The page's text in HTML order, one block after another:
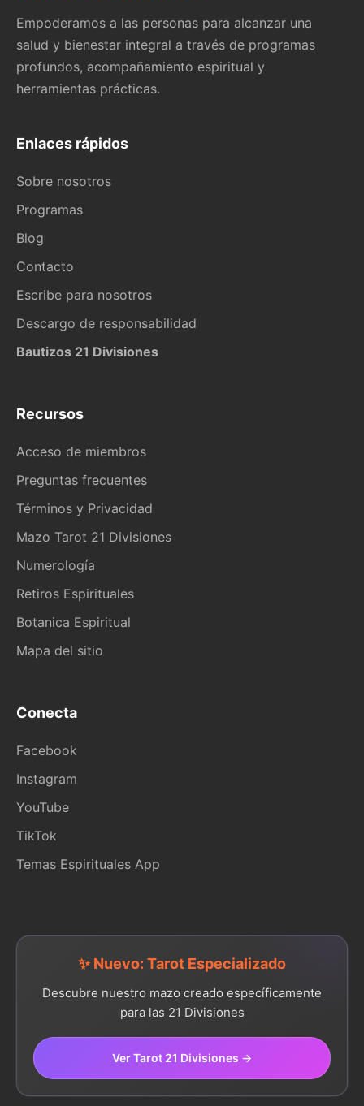
Empoderamos a las personas para alcanzar una
salud y bienestar integral a través de programas
profundos, acompañamiento espiritual y
herramientas prácticas.
Enlaces rápidos
Sobre nosotros
Programas
Blog
Contacto
Escribe para nosotros
Descargo de responsabilidad
Bautizos 21 Divisiones
Recursos
Acceso de miembros
Preguntas frecuentes
Términos y Privacidad
Mazo Tarot 21 Divisiones
Numerología
Retiros Espirituales
Botanica Espiritual
Mapa del sitio
Conecta
Facebook
Instagram
YouTube
TikTok
Temas Espirituales App
✨ Nuevo: Tarot Especializado
Descubre nuestro mazo creado específicamente
para las 21 Divisiones
Ver Tarot 21 Divisiones →